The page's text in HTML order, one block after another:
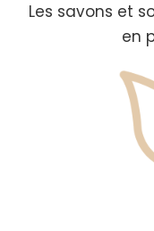
Les savons et
en